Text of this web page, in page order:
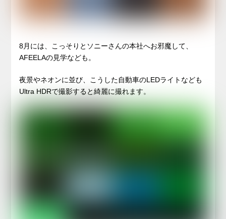
8月には、こっそりとソニーさんの本社へお邪魔して、
AFEELAの見学なども。
夜景やネオンに並び、こうした自動車のLEDライトなども
Ultra HDRで撮影すると綺麗に撮れます。